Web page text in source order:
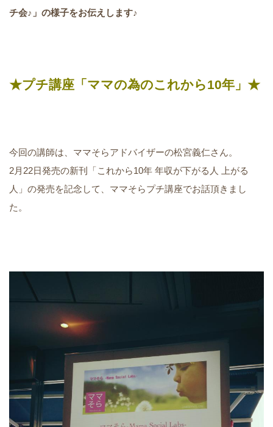
チ会♪」 の様子をお伝えします♪
★プチ講座「ママの為のこれから10年」★
今回の講師は、ママそらアドバイザーの松宮義仁さん。
2月22日発売の新刊「これから10年 年収が下がる人 上がる
人」の発売を記念して、ママそらプチ講座でお話頂きまし
た。